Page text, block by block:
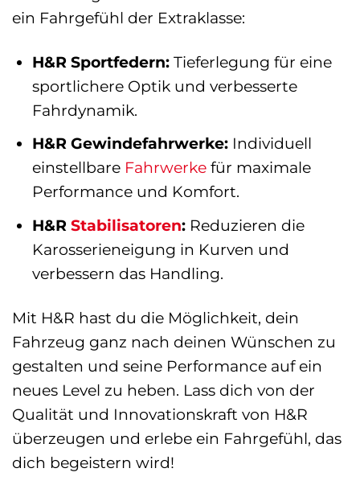
ein Fahrgefühl der Extraklasse:
H&R Sportfedern:Tieferlegung für eine
sportlichere Optik und verbesserte
Fahrdynamik.
H&R Gewindefahrwerke:Individuell
einstellbare Fahrwerkefür maximale
Performance und Komfort.
H&R Stabilisatoren:Reduzieren die
Karosserieneigung in Kurven und
verbessern das Handling.
Mit H&R hast du die Möglichkeit, dein
Fahrzeug ganz nach deinen Wünschen zu
gestalten und seine Performance auf ein
neues Level zu heben. Lass dich von der
Qualität und Innovationskraft von H&R
überzeugen und erlebe ein Fahrgefühl, das
dich begeistern wird!